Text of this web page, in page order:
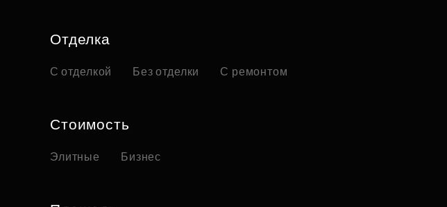
Отделка
С отделкой Без отделки С ремонтом
Стоимость
Элитные Бизнес